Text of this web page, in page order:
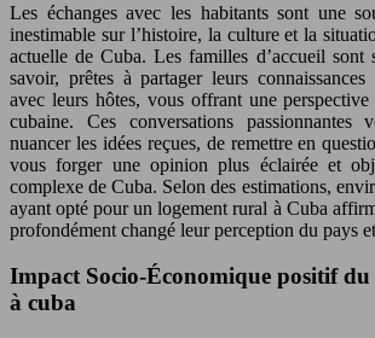
Les échanges avec les habitants sont une
inestimable sur l’histoire, la culture et la
actuelle de Cuba. Les familles d’accueil sont
savoir, prêtes à partager leurs
avec leurs hôtes, vous offrant une
cubaine. Ces conversations passionnantes
nuancer les idées reçues, de remettre en
vous forger une opinion plus éclairée et
complexe de Cuba. Selon des estimations,
ayant opté pour un logement rural à Cuba
profondément changé leur perception du pays
Impact Socio-Économique positif
à cuba